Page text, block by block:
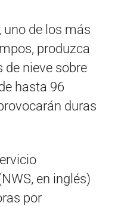
uno de los más
produzca
de nieve sobre
hasta 96
duras
en inglés)
por